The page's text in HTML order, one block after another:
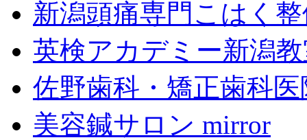
新潟頭痛専門こはく
英検アカデミー新潟
佐野歯科・矯正歯科医
美容鍼サロン mirror